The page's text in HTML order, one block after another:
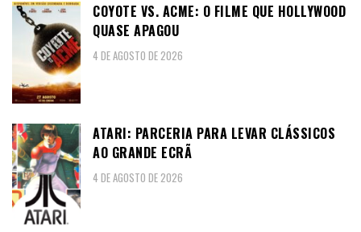
COYOTE VS. ACME: O FILME QUE HOLLYWOOD
QUASE APAGOU
4 DE AGOSTO DE 2026
ATARI: PARCERIA PARA LEVAR CLÁSSICOS
AO GRANDE ECRÃ
4 DE AGOSTO DE 2026